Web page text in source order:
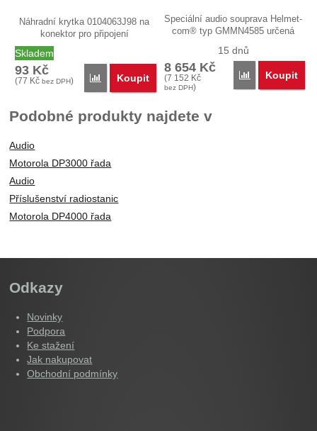
Náhradní krytka 0104063J98 na
konektor pro připojení
Skladem
93 Kč
(77 Kč bez DPH) Porovnat
Koupit
Speciální audio souprava Helmet-
com® typ GMMN4585 určená
15 dnů
8 654 Kč
(7 152 Kč
bez DPH)
Porovnat
Koupit
Podobné produkty najdete v
Audio
Motorola DP3000 řada
Audio
Příslušenství radiostanic
Motorola DP4000 řada
Odkazy
Novinky
Podpora
Ke stažení
Jak nakupovat
Obchodní podmínky